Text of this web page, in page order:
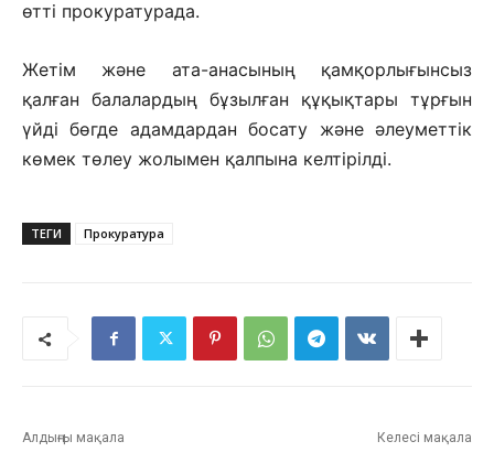
өтті прокуратурада.
Жетім және ата-анасының қамқорлығынсыз
қалған балалардың бұзылған құқықтары тұрғын
үйді бөгде адамдардан босату және әлеуметтік
көмек төлеу жолымен қалпына келтірілді.
ТЕГИ Прокуратура
Алдыңғы мақала Келесі мақала